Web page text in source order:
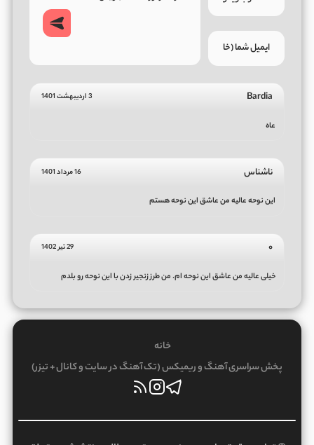
Bardia 3 اردیبهشت 1401
عاه
ناشناس 16 مرداد 1401
این نوحه عالیه من عاشق این نوحه هستم
۰ 29 تیر 1402
خیلی عالیه من عاشق این نوحه ام. من طرز زنجیر زدن با این نوحه رو بلدم
خانه
پخش سراسری آهنگ و ریمیکس (تک آهنگ در سایت و کانال + تیزر)